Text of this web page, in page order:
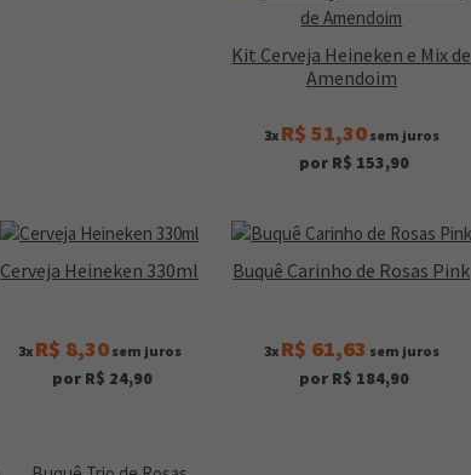
Kit Cerveja Heineken e Mix de
Amendoim
3x R$ 51,30sem juros
por R$ 153,90
Cerveja Heineken 330ml
3x R$ 8,30sem juros
por R$ 24,90
Buquê Carinho de Rosas Pink
3x R$ 61,63 sem juros
por R$ 184,90